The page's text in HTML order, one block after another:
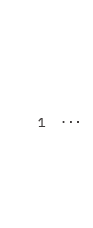
1 ･･･